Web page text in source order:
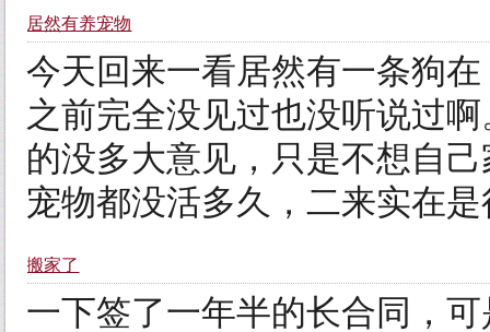
居然有养宠物
今天回来一看居然有一条狗
之前完全没见过也没听说过
的没多大意见，只是不想自
宠物都没活多久，二来实在
搬家了
一下签了一年半的长合同，